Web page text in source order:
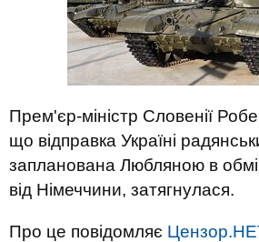
Прем'єр-міністр Словенії
що відправка Україні
запланована Любляною в
від Німеччини, затягнулася.
Про це повідомляє